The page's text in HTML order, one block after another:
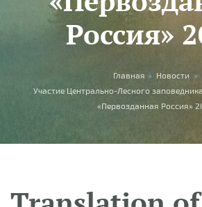
Россия»
You are here
Главная » Новости »
Участие Центрально-Лесного
«Первозданная Россия»